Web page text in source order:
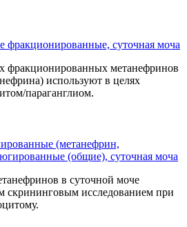
суточная моча
фракционированных метанефринов
используют в целях
параганглиом.
(метанефрин,
(общие), суточная моча
в суточной моче
скрининговым исследованием при